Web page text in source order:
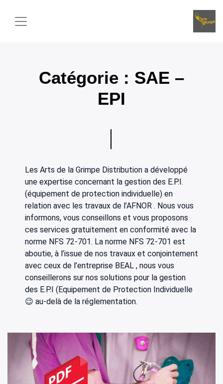
Catégorie : SAE –
EPI
Les Arts de la Grimpe Distribution a développé
une expertise concernant la gestion des E.P.I.
(équipement de protection individuelle) en
relation avec les travaux de l’AFNOR . Nous vous
informons, vous conseillons et vous proposons
ces services gratuitement en conformité avec la
norme NFS 72-701. La norme NFS 72-701 est
aboutie, à l’issue de nos travaux et conjointement
avec ceux de l’entreprise BEAL , nous vous
conseillerons sur nos solutions pour la gestion
des E.P.I (Equipement de Protection Individuelle
😉 au-delà de la réglementation.